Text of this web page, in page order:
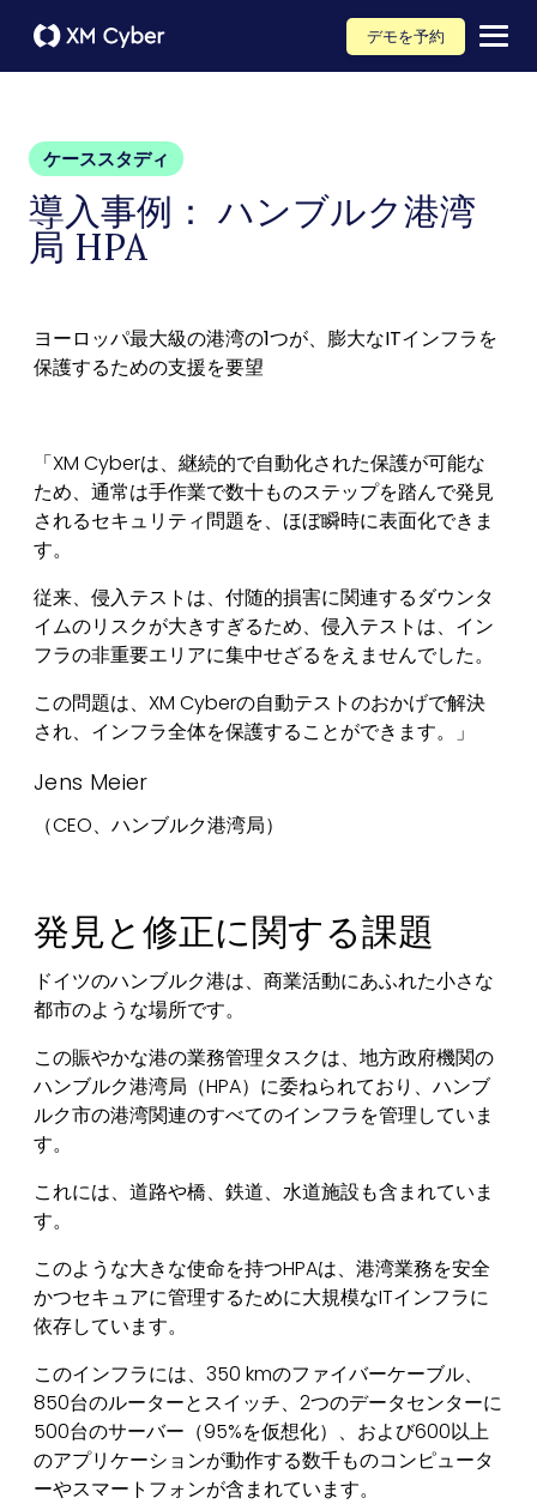
デモを予約
ケーススタディ
導入事例： ハンブルク港湾
局 HPA
ヨーロッパ最大級の港湾の1つが、膨大なITインフラを
保護するための支援を要望
「XM Cyberは、継続的で自動化された保護が可能な
ため、通常は手作業で数十ものステップを踏んで発見
されるセキュリティ問題を、ほぼ瞬時に表面化できま
す。
従来、侵入テストは、付随的損害に関連するダウンタ
イムのリスクが大きすぎるため、侵入テストは、イン
フラの非重要エリアに集中せざるをえませんでした。
この問題は、XM Cyberの自動テストのおかげで解決
され、インフラ全体を保護することができます。」
Jens Meier
（CEO、ハンブルク港湾局）
発見と修正に関する課題
ドイツのハンブルク港は、商業活動にあふれた小さな
都市のような場所です。
この賑やかな港の業務管理タスクは、地方政府機関の
ハンブルク港湾局（HPA）に委ねられており、ハンブ
ルク市の港湾関連のすべてのインフラを管理していま
す。
これには、道路や橋、鉄道、水道施設も含まれていま
す。
このような大きな使命を持つHPAは、港湾業務を安全
かつセキュアに管理するために大規模なITインフラに
依存しています。
このインフラには、350 kmのファイバーケーブル、
850台のルーターとスイッチ、2つのデータセンターに
500台のサーバー（95%を仮想化）、および600以上
のアプリケーションが動作する数千ものコンピュータ
ーやスマートフォンが含まれています。